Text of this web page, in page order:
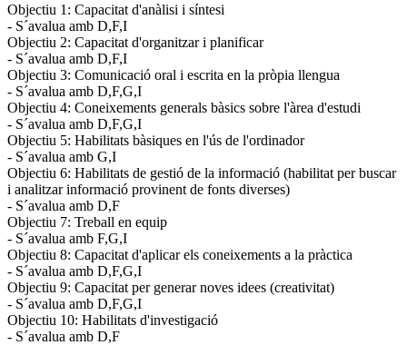
Objectiu 1: Capacitat d'anàlisi i síntesi
- S´avalua amb D,F,I
Objectiu 2: Capacitat d'organitzar i planificar
- S´avalua amb D,F,I
Objectiu 3: Comunicació oral i escrita en la pròpia llengua
- S´avalua amb D,F,G,I
Objectiu 4: Coneixements generals bàsics sobre l'àrea d'estudi
- S´avalua amb D,F,G,I
Objectiu 5: Habilitats bàsiques en l'ús de l'ordinador
- S´avalua amb G,I
Objectiu 6: Habilitats de gestió de la informació (habilitat per buscar
i analitzar informació provinent de fonts diverses)
- S´avalua amb D,F
Objectiu 7: Treball en equip
- S´avalua amb F,G,I
Objectiu 8: Capacitat d'aplicar els coneixements a la pràctica
- S´avalua amb D,F,G,I
Objectiu 9: Capacitat per generar noves idees (creativitat)
- S´avalua amb D,F,G,I
Objectiu 10: Habilitats d'investigació
- S´avalua amb D,F